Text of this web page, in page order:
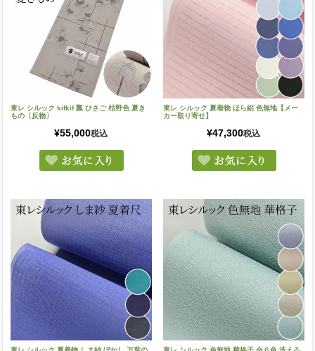
東レ シルック kifkif 瓢 ひさご 枯野色 夏き
もの〔反物〕
¥55,000税込
東レ シルック 夏着物 ほら絽 色無地【メー
カー取り寄せ】
¥47,300税込